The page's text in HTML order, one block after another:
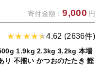
ん麺 福岡県 九州 岡垣町 冷
寄付金額：9,000 円
4.62 (2636件)
1.9kg 2.3kg 3.2kg 本場
り 不揃い かつおのたたき 鰹